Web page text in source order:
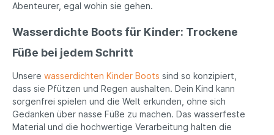
Abenteurer, egal wohin sie gehen.
Wasserdichte Boots für Kinder: Trockene
Füße bei jedem Schritt
Unsere wasserdichten Kinder Boots sind so konzipiert,
dass sie Pfützen und Regen aushalten. Dein Kind kann
sorgenfrei spielen und die Welt erkunden, ohne sich
Gedanken über nasse Füße zu machen. Das wasserfeste
Material und die hochwertige Verarbeitung halten die